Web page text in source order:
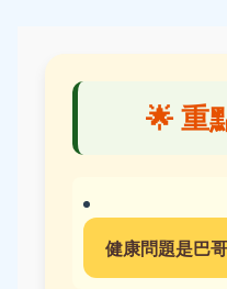
🌟 重
健康問題是巴